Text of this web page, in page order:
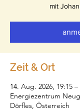
mit
Zeit & Ort
14. Aug. 2026, 19:15 –
Energiezentrum
Dörfles, Österreich